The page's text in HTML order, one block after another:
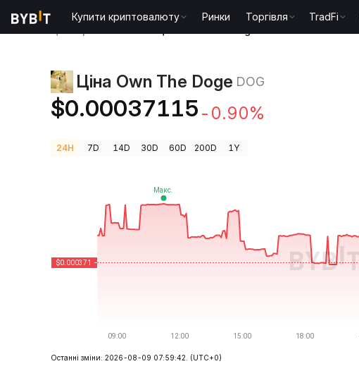
Купити криптовалюту Ринки Торгівля TradFi
Ціна Own The Doge DOG
$0.00037115 -0.90%
24H 7D 14D 30D 60D 200D 1Y
Останні зміни: 2026-08-09 07:59:42. (UTC+0)